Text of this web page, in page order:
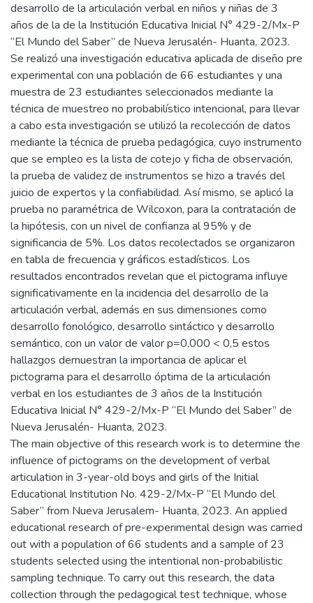
desarrollo de la articulación verbal en niños y niñas de 3
años de la de la Institución Educativa Inicial N° 429-2/Mx-P
“El Mundo del Saber” de Nueva Jerusalén- Huanta, 2023.
Se realizó una investigación educativa aplicada de diseño pre
experimental con una población de 66 estudiantes y una
muestra de 23 estudiantes seleccionados mediante la
técnica de muestreo no probabilístico intencional, para llevar
a cabo esta investigación se utilizó la recolección de datos
mediante la técnica de prueba pedagógica, cuyo instrumento
que se empleo es la lista de cotejo y ficha de observación,
la prueba de validez de instrumentos se hizo a través del
juicio de expertos y la confiabilidad. Así mismo, se aplicó la
prueba no paramétrica de Wilcoxon, para la contratación de
la hipótesis, con un nivel de confianza al 95% y de
significancia de 5%. Los datos recolectados se organizaron
en tabla de frecuencia y gráficos estadísticos. Los
resultados encontrados revelan que el pictograma influye
significativamente en la incidencia del desarrollo de la
articulación verbal, además en sus dimensiones como
desarrollo fonológico, desarrollo sintáctico y desarrollo
semántico, con un valor de valor p=0,000 < 0,5 estos
hallazgos demuestran la importancia de aplicar el
pictograma para el desarrollo óptima de la articulación
verbal en los estudiantes de 3 años de la Institución
Educativa Inicial N° 429-2/Mx-P “El Mundo del Saber” de
Nueva Jerusalén- Huanta, 2023.
The main objective of this research work is to determine the
influence of pictograms on the development of verbal
articulation in 3-year-old boys and girls of the Initial
Educational Institution No. 429-2/Mx-P “El Mundo del
Saber” from Nueva Jerusalem- Huanta, 2023. An applied
educational research of pre-experimental design was carried
out with a population of 66 students and a sample of 23
students selected using the intentional non-probabilistic
sampling technique. To carry out this research, the data
collection through the pedagogical test technique, whose